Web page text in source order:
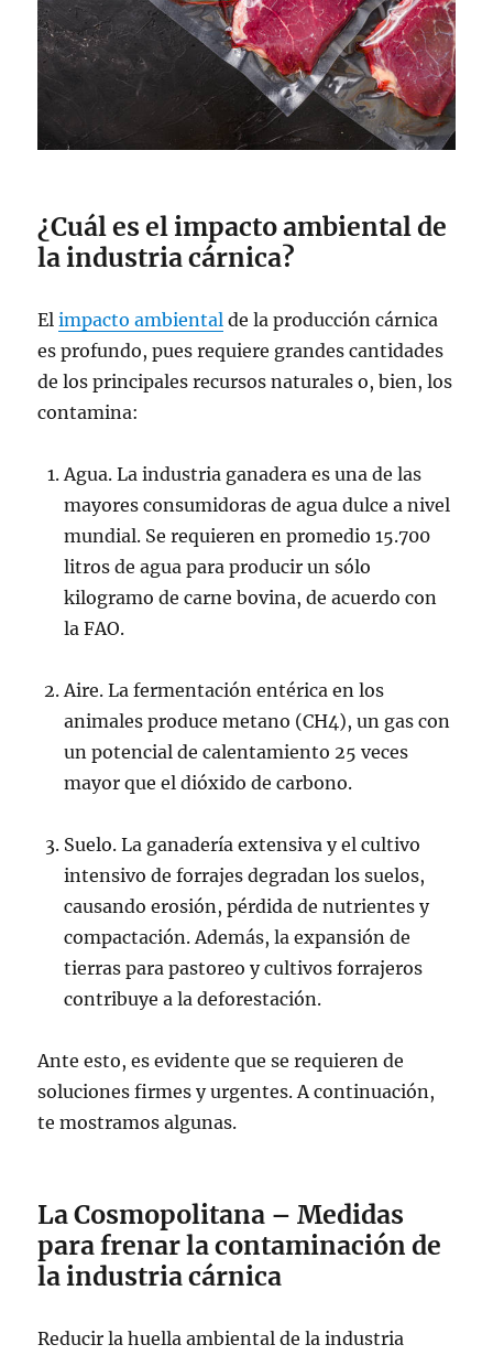
¿Cuál es el impacto ambiental de
la industria cárnica?
Elimpacto ambiental de la producción cárnica
es profundo, pues requiere grandes cantidades
de los principales recursos naturales o, bien, los
contamina:
Agua. La industria ganadera es una de las
mayores consumidoras de agua dulce a nivel
mundial. Se requieren en promedio 15.700
litros de agua para producir un sólo
kilogramo de carne bovina, de acuerdo con
la FAO.
Aire. La fermentación entérica en los
animales produce metano (CH4), un gas con
un potencial de calentamiento 25 veces
mayor que el dióxido de carbono.
Suelo. La ganadería extensiva y el cultivo
intensivo de forrajes degradan los suelos,
causando erosión, pérdida de nutrientes y
compactación. Además, la expansión de
tierras para pastoreo y cultivos forrajeros
contribuye a la deforestación.
Ante esto, es evidente que se requieren de
soluciones firmes y urgentes. A continuación,
te mostramos algunas.
La Cosmopolitana – Medidas
para frenar la contaminación de
la industria cárnica
Reducir la huella ambiental de la industria